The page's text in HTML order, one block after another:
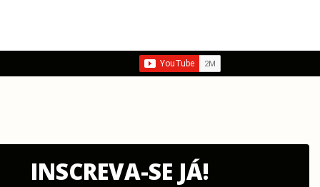
INSCREVA-SE JÁ!